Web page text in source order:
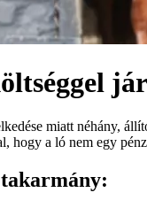
miatt néhány,
hogy a ló nem egy